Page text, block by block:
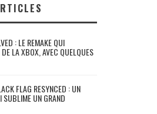
: LE REMAKE QUI
LA XBOX, AVEC QUELQUES
FLAG RESYNCED : UN
SUBLIME UN GRAND